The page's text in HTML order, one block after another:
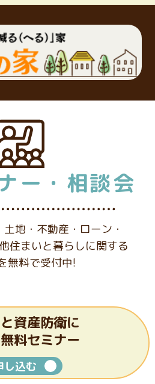
ー・相談会
地・不動産・ローン・
住まいと暮らしに関する
無料で受付中!
資産防衛に
無料セミナー
し込む